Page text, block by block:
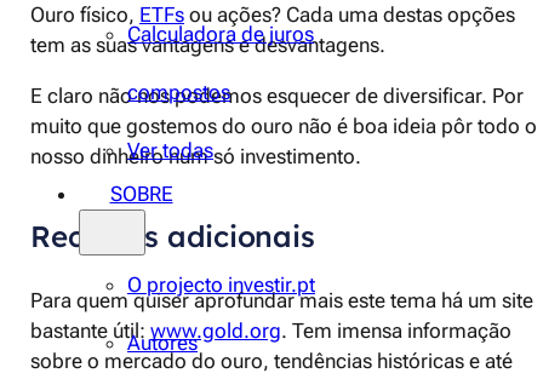
Calculadora de juros
compostos
Ver todas
SOBRE
O projecto investir.pt
Autores
Ouro físico, ETFs ou ações? Cada uma destas opções
tem as suas vantagens e desvantagens.
E claro não nos podemos esquecer de diversificar. Por
muito que gostemos do ouro não é boa ideia pôr todo o
nosso dinheiro num só investimento.
Recursos adicionais
Para quem quiser aprofundar mais este tema há um site
bastante útil: www.gold.org. Tem imensa informação
sobre o mercado do ouro, tendências históricas e até